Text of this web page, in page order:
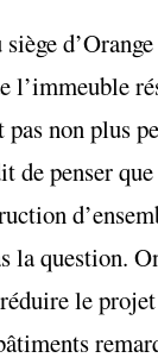
l’immeuble
pas non plus
de penser
la question.
le